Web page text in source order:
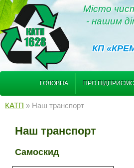
Місто
- нашим
КП
ГОЛОВНА ПРО
КАТП » Наш транспорт
Наш транспорт
Самоскид